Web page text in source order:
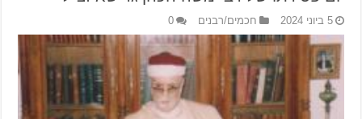
5 ביוני 2024 חכמים/רבנים 0